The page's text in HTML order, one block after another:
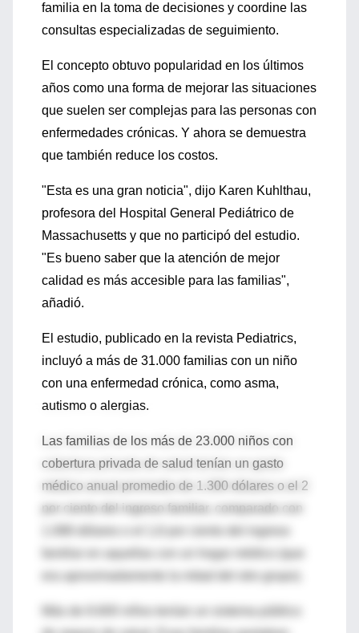
familia en la toma de decisiones y coordine las
consultas especializadas de seguimiento.
El concepto obtuvo popularidad en los últimos
años como una forma de mejorar las situaciones
que suelen ser complejas para las personas con
enfermedades crónicas. Y ahora se demuestra
que también reduce los costos.
"Esta es una gran noticia", dijo Karen Kuhlthau,
profesora del Hospital General Pediátrico de
Massachusetts y que no participó del estudio.
"Es bueno saber que la atención de mejor
calidad es más accesible para las familias",
añadió.
El estudio, publicado en la revista Pediatrics,
incluyó a más de 31.000 familias con un niño
con una enfermedad crónica, como asma,
autismo o alergias.
Las familias de los más de 23.000 niños con
cobertura privada de salud tenían un gasto
médico anual promedio de 1.300 dólares o el 2
por ciento del ingreso familiar, comparado con
1.088 dólares o el 1,6 por ciento del ingreso
familiar en aquellas con un hogar médico (que
era aproximadamente la mitad del otro grupo).